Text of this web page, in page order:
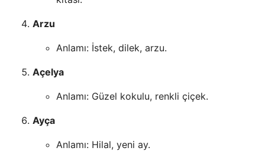
Arzu
Anlamı: İstek, dilek, arzu.
Açelya
Anlamı: Güzel kokulu, renkli çiçek.
Ayça
Anlamı: Hilal, yeni ay.